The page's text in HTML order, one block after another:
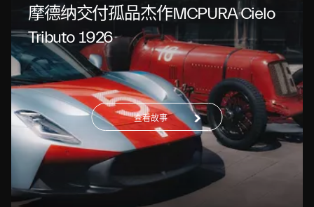
摩德纳交付孤品杰作MCPURA Cielo
Tributo 1926
查看故事